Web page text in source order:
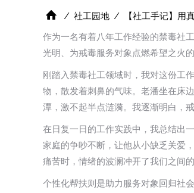
⁄ 社工园地 ⁄
【社工手记】用
作为一名有着八年工作经验的禁毒社
光明、为戒毒服务对象点燃希望之火的
刚踏入禁毒社工领域时，我对这份工
物，散发着刺鼻的气味。老潘坐在床
潭，激不起半点涟漪。我逐渐明白，
在日复一日的工作实践中，我总结出
家庭的争吵不断，让他从小缺乏关爱
痛苦时，情绪的波澜冲开了我们之间
个性化帮扶则是助力服务对象回归社